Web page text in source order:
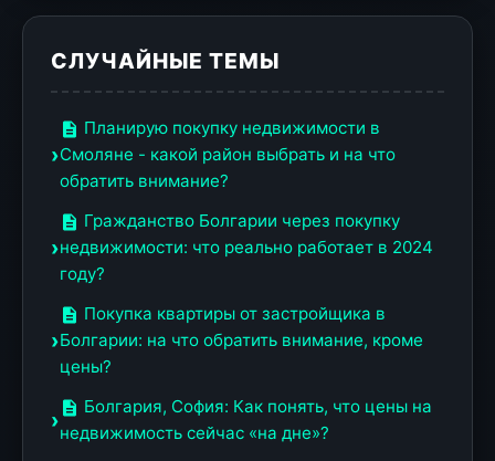
СЛУЧАЙНЫЕ ТЕМЫ
Планирую покупку недвижимости в
Смоляне - какой район выбрать и на что
обратить внимание?
Гражданство Болгарии через покупку
недвижимости: что реально работает в 2024
году?
Покупка квартиры от застройщика в
Болгарии: на что обратить внимание, кроме
цены?
Болгария, София: Как понять, что цены на
недвижимость сейчас «на дне»?